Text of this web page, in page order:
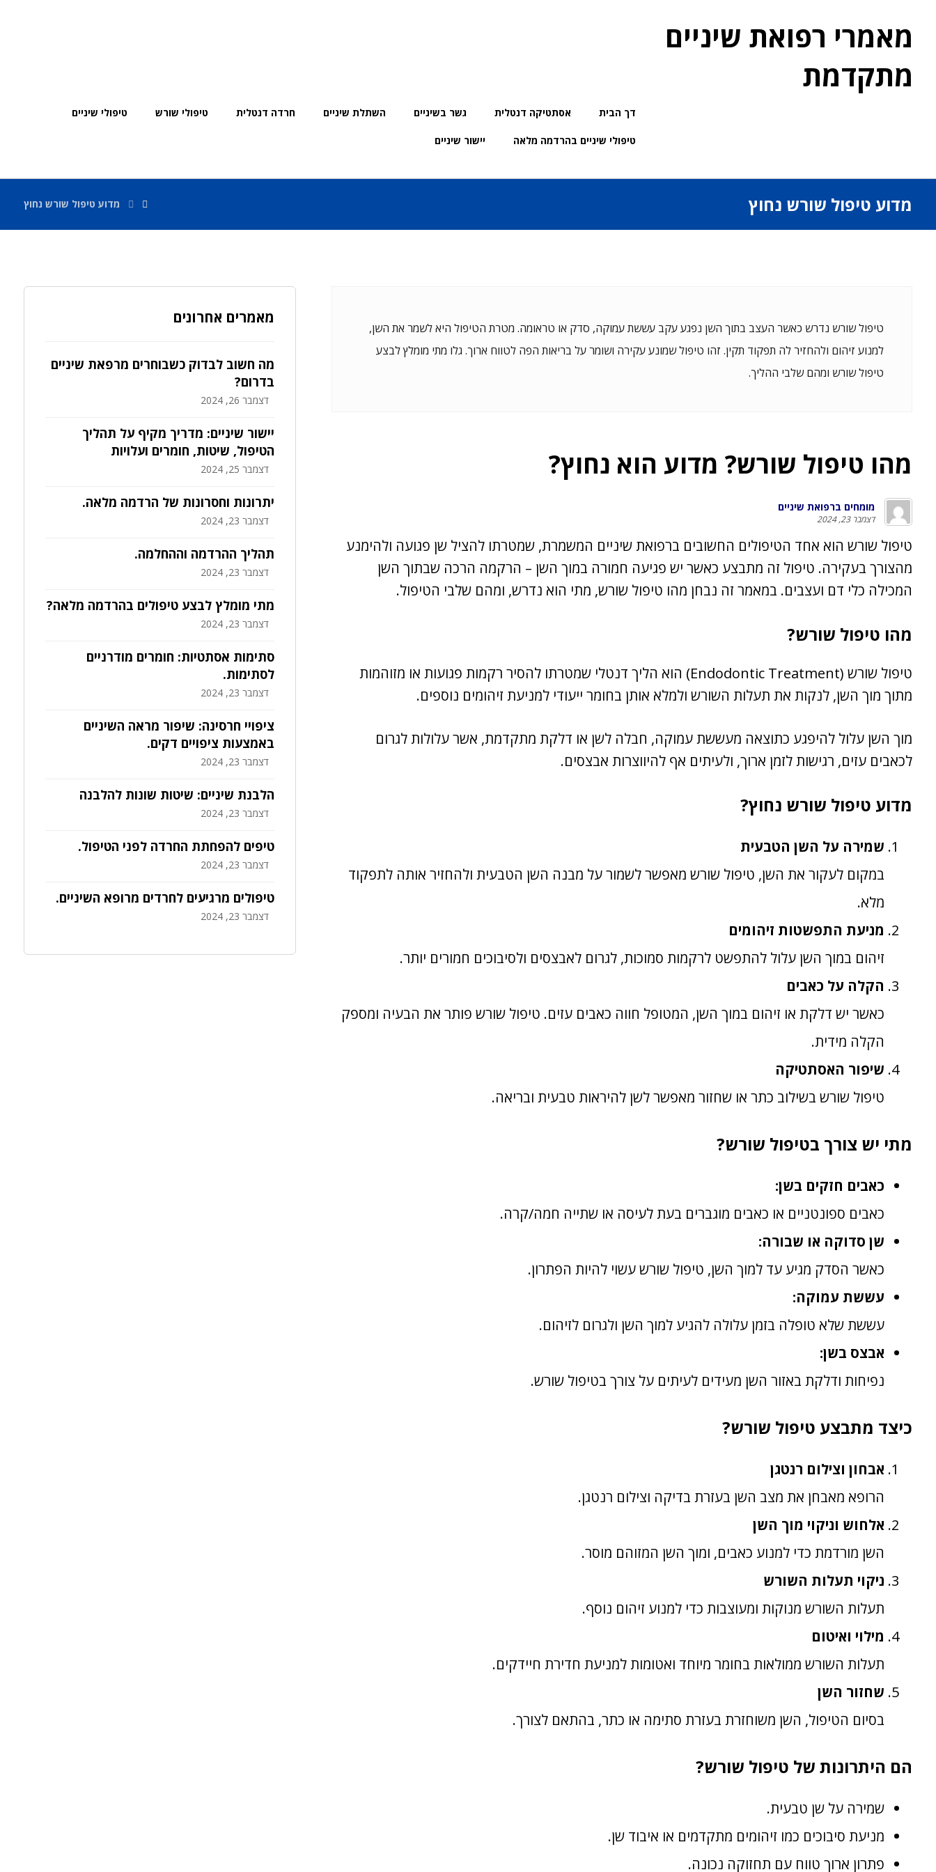
מאמרי רפואת שיניים
מתקדמת
דך הבית אסתטיקה דנטלית גשר בשיניים השתלת שיניים חרדה דנטלית טיפולי שורש טיפולי שיניים
טיפולי שיניים בהרדמה מלאה יישור שיניים
מדוע טיפול שורש נחוץ מדוע טיפול שורש נחוץ
טיפול שורש נדרש כאשר העצב בתוך השן נפגע עקב עששת עמוקה, סדק או טראומה. מטרת הטיפול היא לשמר את השן,
למנוע זיהום ולהחזיר לה תפקוד תקין. זהו טיפול שמונע עקירה ושומר על בריאות הפה לטווח ארוך. גלו מתי מומלץ לבצע
טיפול שורש ומהם שלבי ההליך.
מהו טיפול שורש? מדוע הוא נחוץ?
מומחים ברפואת שיניים
דצמבר 23, 2024
טיפול שורש הוא אחד הטיפולים החשובים ברפואת שיניים המשמרת, שמטרתו להציל שן פגועה ולהימנע
מהצורך בעקירה. טיפול זה מתבצע כאשר יש פגיעה חמורה במוך השן – הרקמה הרכה שבתוך השן
המכילה כלי דם ועצבים. במאמר זה נבחן מהו טיפול שורש, מתי הוא נדרש, ומהם שלבי הטיפול.
מהו טיפול שורש?
טיפול שורש (Endodontic Treatment) הוא הליך דנטלי שמטרתו להסיר רקמות פגועות או מזוהמות
מתוך מוך השן, לנקות את תעלות השורש ולמלא אותן בחומר ייעודי למניעת זיהומים נוספים.
מוך השן עלול להיפגע כתוצאה מעששת עמוקה, חבלה לשן או דלקת מתקדמת, אשר עלולות לגרום
לכאבים עזים, רגישות לזמן ארוך, ולעיתים אף להיווצרות אבצסים.
מדוע טיפול שורש נחוץ?
שמירה על השן הטבעית
במקום לעקור את השן, טיפול שורש מאפשר לשמור על מבנה השן הטבעית ולהחזיר אותה לתפקוד
מלא.
מניעת התפשטות זיהומים
זיהום במוך השן עלול להתפשט לרקמות סמוכות, לגרום לאבצסים ולסיבוכים חמורים יותר.
הקלה על כאבים
כאשר יש דלקת או זיהום במוך השן, המטופל חווה כאבים עזים. טיפול שורש פותר את הבעיה ומספק
הקלה מידית.
שיפור האסתטיקה
טיפול שורש בשילוב כתר או שחזור מאפשר לשן להיראות טבעית ובריאה.
מתי יש צורך בטיפול שורש?
כאבים חזקים בשן:
כאבים ספונטניים או כאבים מוגברים בעת לעיסה או שתייה חמה/קרה.
שן סדוקה או שבורה:
כאשר הסדק מגיע עד למוך השן, טיפול שורש עשוי להיות הפתרון.
עששת עמוקה:
עששת שלא טופלה בזמן עלולה להגיע למוך השן ולגרום לזיהום.
אבצס בשן:
נפיחות ודלקת באזור השן מעידים לעיתים על צורך בטיפול שורש.
כיצד מתבצע טיפול שורש?
אבחון וצילום רנטגן
הרופא מאבחן את מצב השן בעזרת בדיקה וצילום רנטגן.
אלחוש וניקוי מוך השן
השן מורדמת כדי למנוע כאבים, ומוך השן המזוהם מוסר.
ניקוי תעלות השורש
תעלות השורש מנוקות ומעוצבות כדי למנוע זיהום נוסף.
מילוי ואיטום
תעלות השורש ממולאות בחומר מיוחד ואטומות למניעת חדירת חיידקים.
שחזור השן
בסיום הטיפול, השן משוחזרת בעזרת סתימה או כתר, בהתאם לצורך.
הם היתרונות של טיפול שורש?
שמירה על שן טבעית.
מניעת סיבוכים כמו זיהומים מתקדמים או איבוד שן.
פתרון ארוך טווח עם תחזוקה נכונה.
מאמרים אחרונים
מה חשוב לבדוק כשבוחרים מרפאת שיניים
בדרום?
דצמבר 26, 2024
יישור שיניים: מדריך מקיף על תהליך
הטיפול, שיטות, חומרים ועלויות
דצמבר 25, 2024
יתרונות וחסרונות של הרדמה מלאה.
דצמבר 23, 2024
תהליך ההרדמה וההחלמה.
דצמבר 23, 2024
מתי מומלץ לבצע טיפולים בהרדמה מלאה?
דצמבר 23, 2024
סתימות אסתטיות: חומרים מודרניים
לסתימות.
דצמבר 23, 2024
ציפויי חרסינה: שיפור מראה השיניים
באמצעות ציפויים דקים.
דצמבר 23, 2024
הלבנת שיניים: שיטות שונות להלבנה
דצמבר 23, 2024
טיפים להפחתת החרדה לפני הטיפול.
דצמבר 23, 2024
טיפולים מרגיעים לחרדים מרופא השיניים.
דצמבר 23, 2024